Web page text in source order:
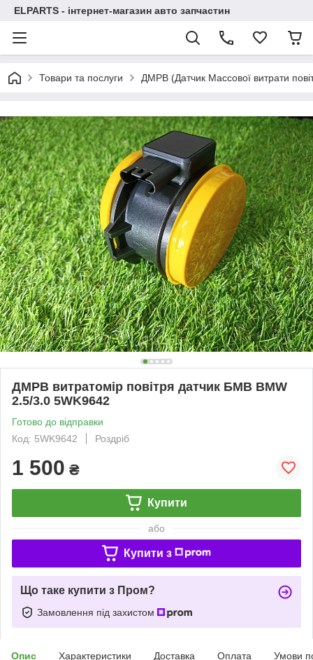
ELPARTS - інтернет-магазин авто запчастин
Товари та послуги ДМРВ (Датчик Массової витрати
ДМРВ витратомір повітря датчик БМВ BMW
2.5/3.0 5WK9642
Готово до відправки
Код: 5WK9642
Роздріб
1 500 ₴
Купити
або
Купити з
Що таке купити з Пром?
Замовлення під захистом
Опис Характеристики Доставка Оплата Умови